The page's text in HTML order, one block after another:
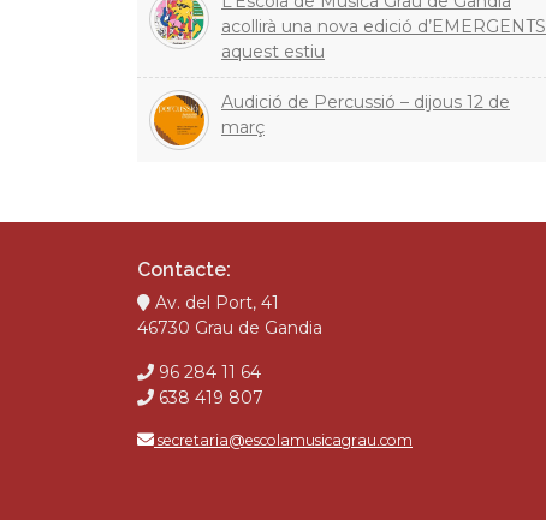
acollirà una nova edició d’EMERGENTS
aquest estiu
Audició de Percussió – dijous 12 de
març
Contacte:
Av. del Port, 41
46730 Grau de Gandia
96 284 11 64
638 419 807
secretaria@escolamusicagrau.com